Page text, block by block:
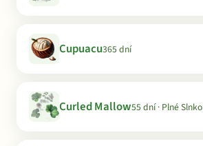
Cupuacu365 dní
Curled Mallow55 dní · Plné Slnko